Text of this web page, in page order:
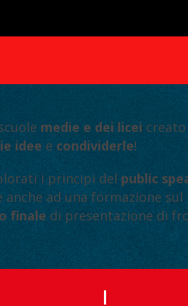
medie e dei licei
idee e condividerle!
i principi del public
anche ad una formazione
finale di presentazione di